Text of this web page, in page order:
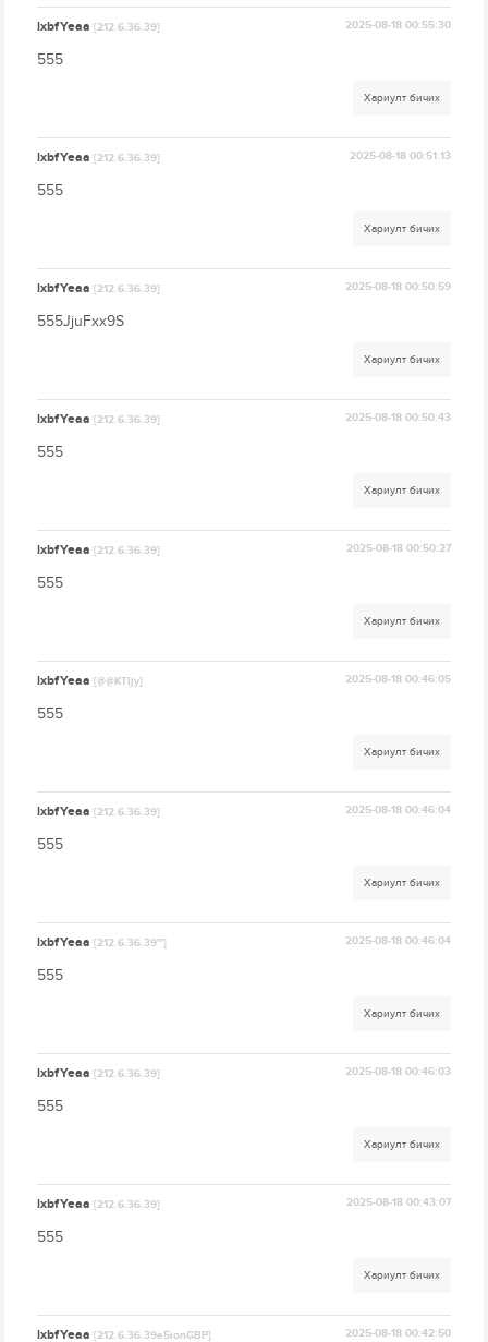
lxbfYeaa[212.6.36.39] 2025-08-18 00:55:30
555
Хариулт бичих
lxbfYeaa[212.6.36.39] 2025-08-18 00:51:13
555
Хариулт бичих
lxbfYeaa[212.6.36.39] 2025-08-18 00:50:59
555JjuFxx9S
Хариулт бичих
lxbfYeaa[212.6.36.39] 2025-08-18 00:50:43
555
Хариулт бичих
lxbfYeaa[212.6.36.39] 2025-08-18 00:50:27
555
Хариулт бичих
lxbfYeaa[@@KTljy] 2025-08-18 00:46:05
555
Хариулт бичих
lxbfYeaa[212.6.36.39] 2025-08-18 00:46:04
555
Хариулт бичих
lxbfYeaa[212.6.36.39'"] 2025-08-18 00:46:04
555
Хариулт бичих
lxbfYeaa[212.6.36.39] 2025-08-18 00:46:03
555
Хариулт бичих
lxbfYeaa[212.6.36.39] 2025-08-18 00:43:07
555
Хариулт бичих
lxbfYeaa[212.6.36.39e5ionGBP] 2025-08-18 00:42:50